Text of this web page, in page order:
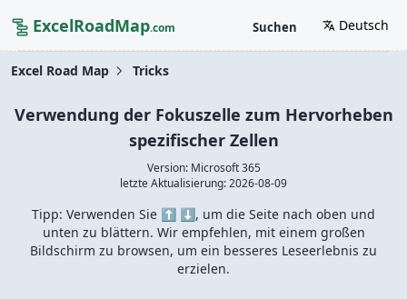
ExcelRoadMap.com Suchen Deutsch
Excel Road Map Tricks
Verwendung der Fokuszelle zum Hervorheben
spezifischer Zellen
Version: Microsoft 365
letzte Aktualisierung:2026-08-09
Tipp: Verwenden Sie ⬆️ ⬇️, um die Seite nach oben und
unten zu blättern. Wir empfehlen, mit einem großen
Bildschirm zu browsen, um ein besseres Leseerlebnis zu
erzielen.